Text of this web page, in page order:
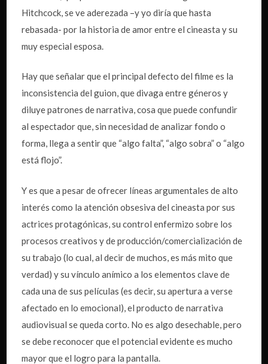
Hitchcock, se ve aderezada –y yo diría que hasta
rebasada- por la historia de amor entre el cineasta y su
muy especial esposa.
Hay que señalar que el principal defecto del filme es la
inconsistencia del guion, que divaga entre géneros y
diluye patrones de narrativa, cosa que puede confundir
al espectador que, sin necesidad de analizar fondo o
forma, llega a sentir que “algo falta”, “algo sobra” o “algo
está flojo”.
Y es que a pesar de ofrecer líneas argumentales de alto
interés como la atención obsesiva del cineasta por sus
actrices protagónicas, su control enfermizo sobre los
procesos creativos y de producción/comercialización de
su trabajo (lo cual, al decir de muchos, es más mito que
verdad) y su vínculo anímico a los elementos clave de
cada una de sus películas (es decir, su apertura a verse
afectado en lo emocional), el producto de narrativa
audiovisual se queda corto. No es algo desechable, pero
se debe reconocer que el potencial evidente es mucho
mayor que el logro para la pantalla.